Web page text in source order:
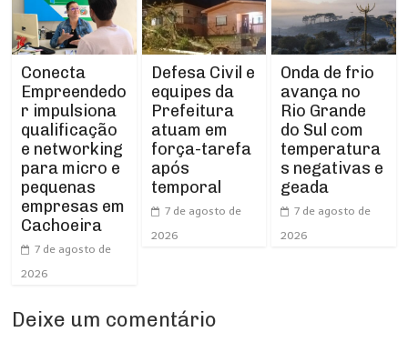
Conecta
Empreendedo
r impulsiona
qualificação
e networking
para micro e
pequenas
empresas em
Cachoeira
7 de agosto de
2026
Defesa Civil e
equipes da
Prefeitura
atuam em
força-tarefa
após
temporal
7 de agosto de
2026
Onda de frio
avança no
Rio Grande
do Sul com
temperatura
s negativas e
geada
7 de agosto de
2026
Deixe um comentário